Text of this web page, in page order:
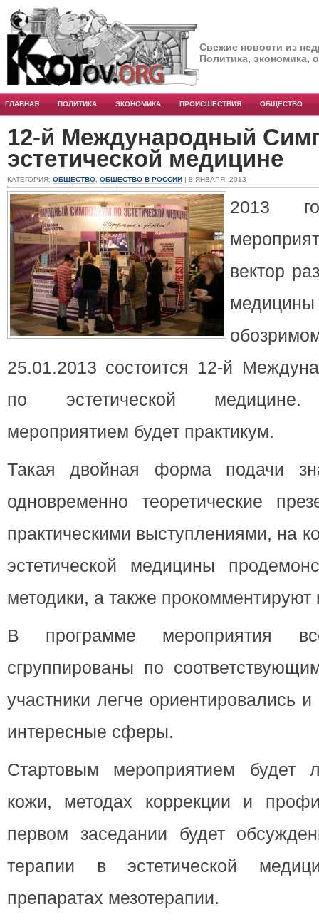
Свежие новости из
Политика, экономика,
ГЛАВНАЯ ПОЛИТИКА ЭКОНОМИКА ПРОИСШЕСТВИЯ ОБЩЕСТВО
12-й Международный
эстетической медицине
КАТЕГОРИЯ: ОБЩЕСТВО ОБЩЕСТВО В РОССИИ | 8 ЯНВАРЯ, 2013
2013
вектор
медицины
25.01.2013 состоится 12-й
по эстетической медицине.
мероприятием будет практикум.
Такая двойная форма подачи
одновременно теоретические
практическими выступлениями, на
эстетической медицины
методики, а также
В программе мероприятия
сгруппированы по
участники легче ориентировались
интересные сферы.
Стартовым мероприятием будет
кожи, методах коррекции и
первом заседании будет
терапии в эстетической
препаратах мезотерапии.